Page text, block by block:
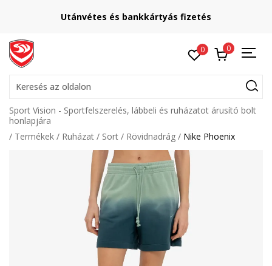
Utánvétes és bankkártyás fizetés
0 0
Keresés az oldalon
Sport Vision - Sportfelszerelés, lábbeli és ruházatot árusító bolt
honlapjára
Termékek
Ruházat Sort Rövidnadrág Nike Phoenix